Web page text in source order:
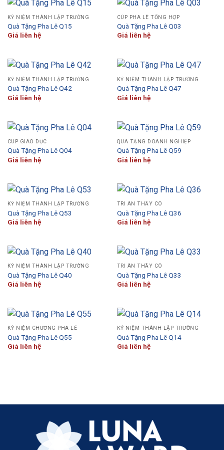
KỶ NIỆM THÀNH LẬP TRƯỜNG
Quà Tặng Pha Lê Q15
Giá liên hệ
CÚP PHA LÊ TỔNG HỢP
Quà Tặng Pha Lê Q03
Giá liên hệ
KỶ NIỆM THÀNH LẬP TRƯỜNG
Quà Tặng Pha Lê Q42
Giá liên hệ
KỶ NIỆM THÀNH LẬP TRƯỜNG
Quà Tặng Pha Lê Q47
Giá liên hệ
CÚP GIÁO DỤC
Quà Tặng Pha Lê Q04
Giá liên hệ
QUÀ TẶNG DOANH NGHIỆP
Quà Tặng Pha Lê Q59
Giá liên hệ
KỶ NIỆM THÀNH LẬP TRƯỜNG
Quà Tặng Pha Lê Q53
Giá liên hệ
TRI ÂN THẦY CÔ
Quà Tặng Pha Lê Q36
Giá liên hệ
KỶ NIỆM THÀNH LẬP TRƯỜNG
Quà Tặng Pha Lê Q40
Giá liên hệ
TRI ÂN THẦY CÔ
Quà Tặng Pha Lê Q33
Giá liên hệ
KỶ NIỆM CHƯƠNG PHA LÊ
Quà Tặng Pha Lê Q55
Giá liên hệ
KỶ NIỆM THÀNH LẬP TRƯỜNG
Quà Tặng Pha Lê Q14
Giá liên hệ